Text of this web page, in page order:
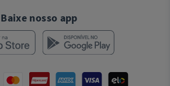
Baixe nosso app